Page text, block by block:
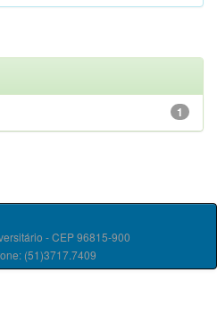
1
- CEP 96815-900
(51)3717.7409